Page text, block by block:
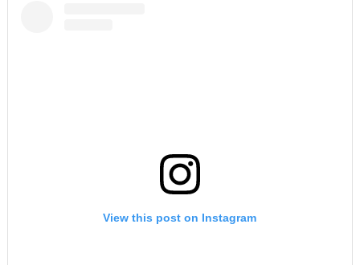
View this post on Instagram